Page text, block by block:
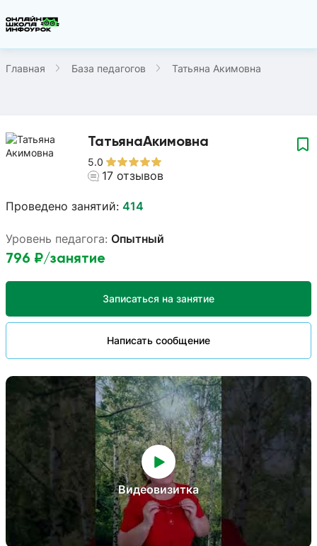
Главная База педагогов Татьяна Акимовна
ТатьянаАкимовна
5.0
17 отзывов
Проведено занятий: 414
Видеовизитка
Уровень педагога: Опытный
796 ₽/занятие
Записаться на занятие
Написать сообщение